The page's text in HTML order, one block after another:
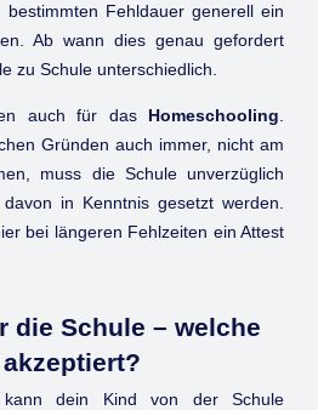
Fehldauer generell ein
Ab wann dies genau gefordert
zu Schule unterschiedlich.
auch für das Homeschooling
Gründen auch immer, nicht am
muss die Schule unverzüglich
in Kenntnis gesetzt werden.
bei längeren Fehlzeiten ein Attest
die Schule – welche
dein Kind von der Schule